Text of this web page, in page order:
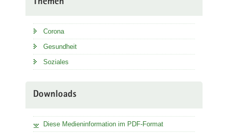
Themen
Corona
Gesundheit
Soziales
Downloads
Diese Medieninformation im PDF-Format